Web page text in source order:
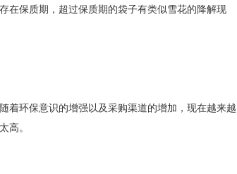
在保质期，超过保质期的袋子有类似雪花的降解现
着环保意识的增强以及采购渠道的增加，现在越来越
高。